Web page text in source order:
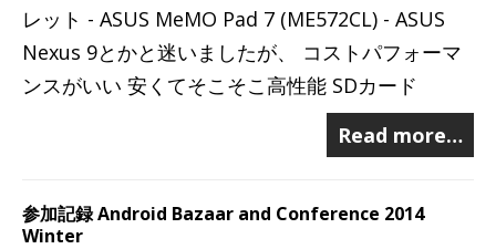
レット - ASUS MeMO Pad 7 (ME572CL) - ASUS
Nexus 9とかと迷いましたが、 コストパフォーマ
ンスがいい 安くてそこそこ高性能 SDカード
Read more…
参加記録 Android Bazaar and Conference 2014
Winter